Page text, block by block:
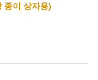
종이 상자용)